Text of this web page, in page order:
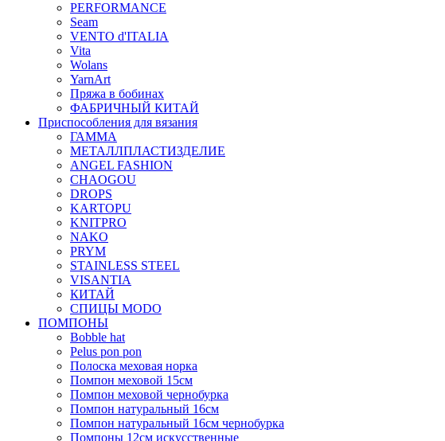
PERFORMANCE
Seam
VENTO d'ITALIA
Vita
Wolans
YarnArt
Пряжа в бобинах
ФАБРИЧНЫЙ КИТАЙ
Приспособления для вязания
ГАММА
МЕТАЛЛПЛАСТИЗДЕЛИЕ
ANGEL FASHION
CHAOGOU
DROPS
KARTOPU
KNITPRO
NAKO
PRYM
STAINLESS STEEL
VISANTIA
КИТАЙ
СПИЦЫ MODO
ПОМПОНЫ
Bobble hat
Pelus pon pon
Полоска меховая норка
Помпон меховой 15см
Помпон меховой чернобурка
Помпон натуральный 16см
Помпон натуральный 16см чернобурка
Помпоны 12см искусственные